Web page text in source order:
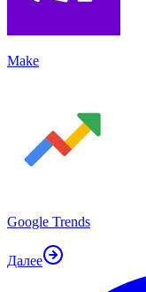
Make
Google Trends
Далее